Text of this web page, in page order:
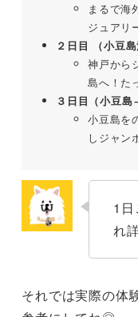
まるで海
ジュアリ
２日目 （小豆島
神戸から
島へ！た
３日目（小豆島
小豆島を
しジャン
1
れ
それでは実際の体